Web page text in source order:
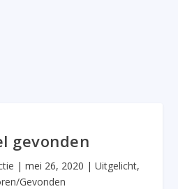
gevonden
| mei 26, 2020 | Uitgelicht,
Gevonden